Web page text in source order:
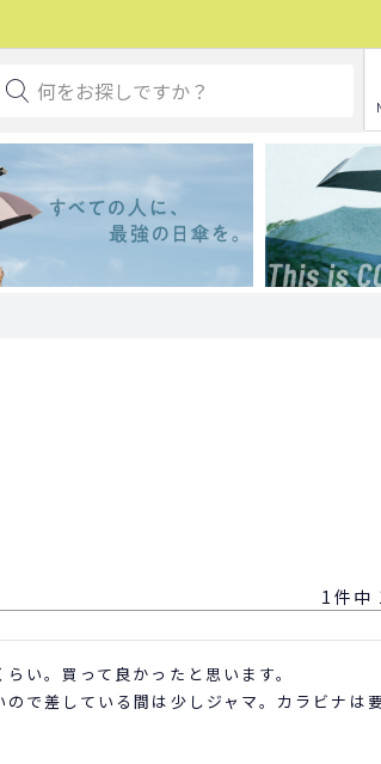
1 件中
い。買って良かったと思います。
で差している間は少しジャマ。カラビナは